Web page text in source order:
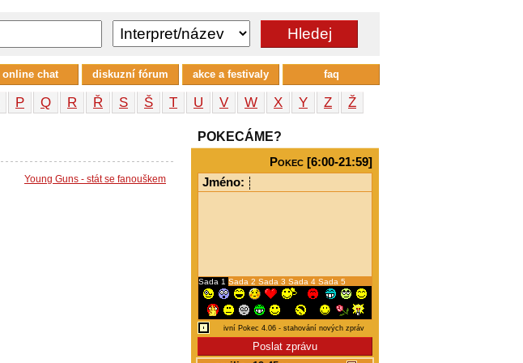
P Q R Ř S Š T U V W X Y Z
Ž
Young Guns - stát se fanouškem
POKECÁME?
Pokec [6:00-21:59]
Jméno:
Sada 1 Sada 2 Sada 3 Sada 4 Sada 5
online chat diskuzní fórum akce a festivaly faq